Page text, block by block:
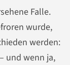
Falle.
wurde,
werden:
und wenn ja,